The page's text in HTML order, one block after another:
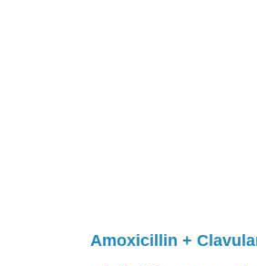
Amoxicillin +